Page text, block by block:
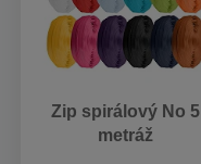
Zip spirálový No 5
metráž